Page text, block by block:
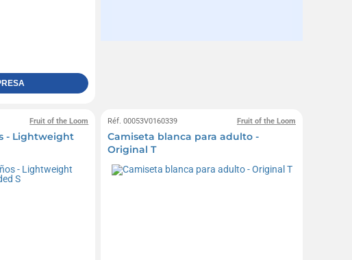
Fruit of the Loom
- Lightweight
Fruit of the Loom
Réf. 00053V0160339
Camiseta blanca para adulto -
Original T